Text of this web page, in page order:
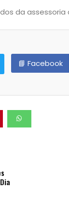
da assessoria
📘 Facebook